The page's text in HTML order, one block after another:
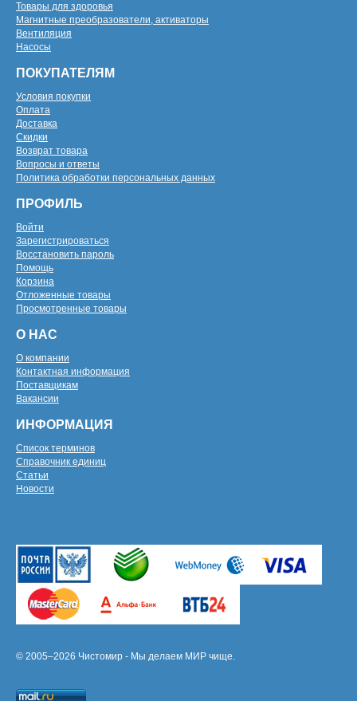
Товары для здоровья
Магнитные преобразователи, активаторы
Вентиляция
Насосы
ПОКУПАТЕЛЯМ
Условия покупки
Оплата
Доставка
Скидки
Возврат товара
Вопросы и ответы
Политика обработки персональных данных
ПРОФИЛЬ
Войти
Зарегистрироваться
Восстановить пароль
Помощь
Корзина
Отложенные товары
Просмотренные товары
О НАС
О компании
Контактная информация
Поставщикам
Вакансии
ИНФОРМАЦИЯ
Список терминов
Справочник единиц
Статьи
Новости
© 2005–2026 Чистомир - Мы делаем МИР чище.